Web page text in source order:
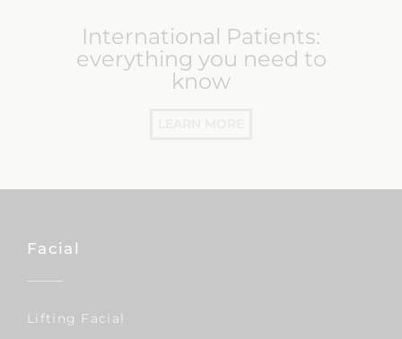
International Patients:
everything you need to
know
Facial
Lifting Facial